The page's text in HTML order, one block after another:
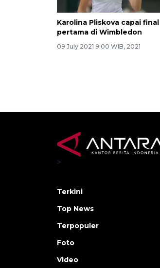
Karolina Pliskova capai final
pertama di Wimbledon
09 July 2021 9:00 WIB, 2021
>
Terkini
Top News
Terpopuler
Foto
Video